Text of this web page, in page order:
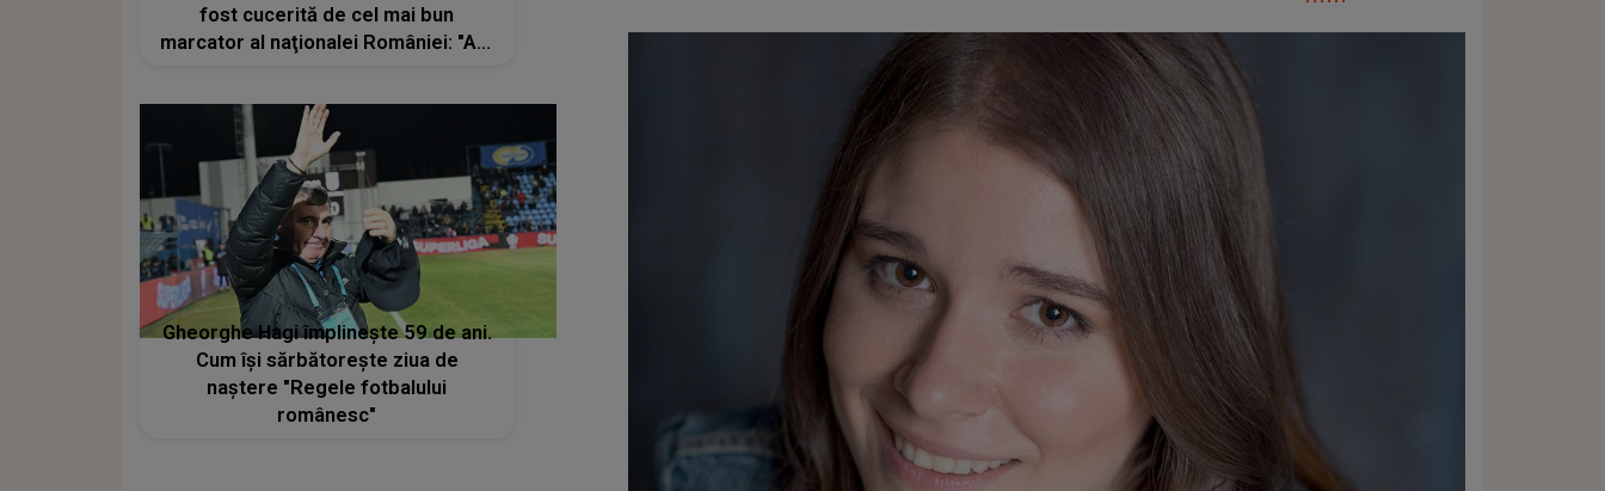
fost cucerită de cel mai bun
marcator al naţionalei României: "Am
Gheorghe Hagi împlineşte 59 de ani.
Cum îşi sărbătoreşte ziua de
naştere "Regele fotbalului
românesc"